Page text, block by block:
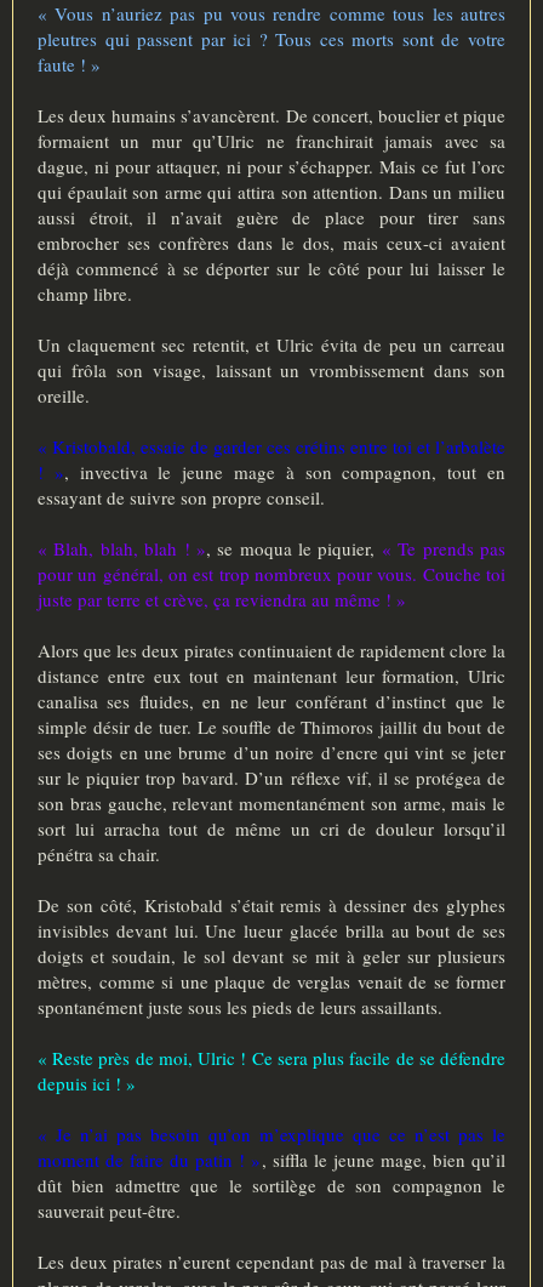
« Vous n’auriez pas pu vous rendre comme tous les autres
pleutres qui passent par ici ? Tous ces morts sont de votre
faute ! »
Les deux humains s’avancèrent. De concert, bouclier et pique
formaient un mur qu’Ulric ne franchirait jamais avec sa
dague, ni pour attaquer, ni pour s’échapper. Mais ce fut l’orc
qui épaulait son arme qui attira son attention. Dans un milieu
aussi étroit, il n’avait guère de place pour tirer sans
embrocher ses confrères dans le dos, mais ceux-ci avaient
déjà commencé à se déporter sur le côté pour lui laisser le
champ libre.
Un claquement sec retentit, et Ulric évita de peu un carreau
qui frôla son visage, laissant un vrombissement dans son
oreille.
« Kristobald, essaie de garder ces crétins entre toi et l’arbalète
! », invectiva le jeune mage à son compagnon, tout en
essayant de suivre son propre conseil.
« Blah, blah, blah ! », se moqua le piquier, « Te prends pas
pour un général, on est trop nombreux pour vous. Couche toi
juste par terre et crève, ça reviendra au même ! »
Alors que les deux pirates continuaient de rapidement clore la
distance entre eux tout en maintenant leur formation, Ulric
canalisa ses fluides, en ne leur conférant d’instinct que le
simple désir de tuer. Le souffle de Thimoros jaillit du bout de
ses doigts en une brume d’un noire d’encre qui vint se jeter
sur le piquier trop bavard. D’un réflexe vif, il se protégea de
son bras gauche, relevant momentanément son arme, mais le
sort lui arracha tout de même un cri de douleur lorsqu’il
pénétra sa chair.
De son côté, Kristobald s’était remis à dessiner des glyphes
invisibles devant lui. Une lueur glacée brilla au bout de ses
doigts et soudain, le sol devant se mit à geler sur plusieurs
mètres, comme si une plaque de verglas venait de se former
spontanément juste sous les pieds de leurs assaillants.
« Reste près de moi, Ulric ! Ce sera plus facile de se défendre
depuis ici ! »
« Je n’ai pas besoin qu’on m’explique que ce n’est pas le
moment de faire du patin ! », siffla le jeune mage, bien qu’il
dût bien admettre que le sortilège de son compagnon le
sauverait peut-être.
Les deux pirates n’eurent cependant pas de mal à traverser la